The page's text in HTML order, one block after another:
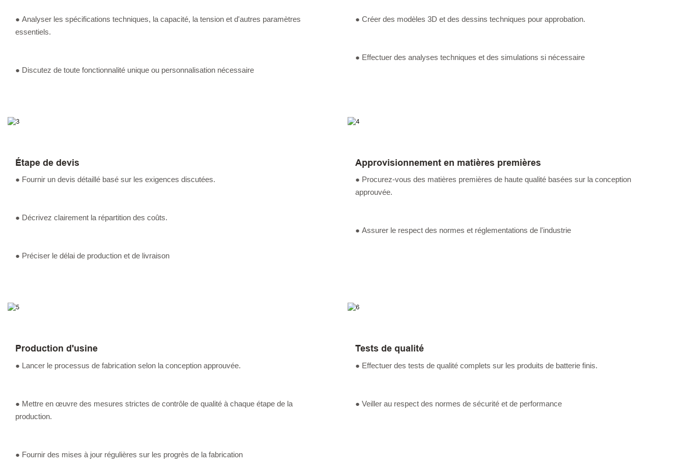
● Analyser les spécifications techniques, la capacité, la tension et d'autres paramètres
essentiels.
● Discutez de toute fonctionnalité unique ou personnalisation nécessaire
● Créer des modèles 3D et des dessins techniques pour approbation.
● Effectuer des analyses techniques et des simulations si nécessaire
Étape de devis
● Fournir un devis détaillé basé sur les exigences discutées.
● Décrivez clairement la répartition des coûts.
● Préciser le délai de production et de livraison
Approvisionnement en matières premières
● Procurez-vous des matières premières de haute qualité basées sur la conception
approuvée.
● Assurer le respect des normes et réglementations de l'industrie
Production d'usine
● Lancer le processus de fabrication selon la conception approuvée.
● Mettre en œuvre des mesures strictes de contrôle de qualité à chaque étape de la
production.
● Fournir des mises à jour régulières sur les progrès de la fabrication
Tests de qualité
● Effectuer des tests de qualité complets sur les produits de batterie finis.
● Veiller au respect des normes de sécurité et de performance